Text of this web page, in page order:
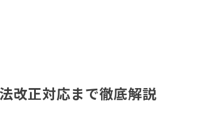
改正対応まで徹底解説